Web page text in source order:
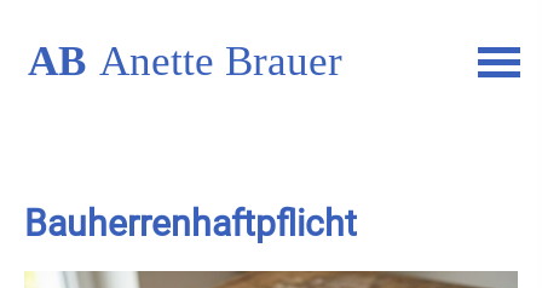
Bau­herren­haft­pflicht